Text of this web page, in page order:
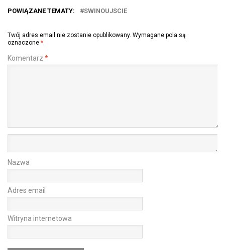
POWIĄZANE TEMATY: SWINOUJSCIE
Twój adres email nie zostanie opublikowany. Wymagane pola są
oznaczone *
Komentarz *
Nazwa
Adres email
Witryna internetowa